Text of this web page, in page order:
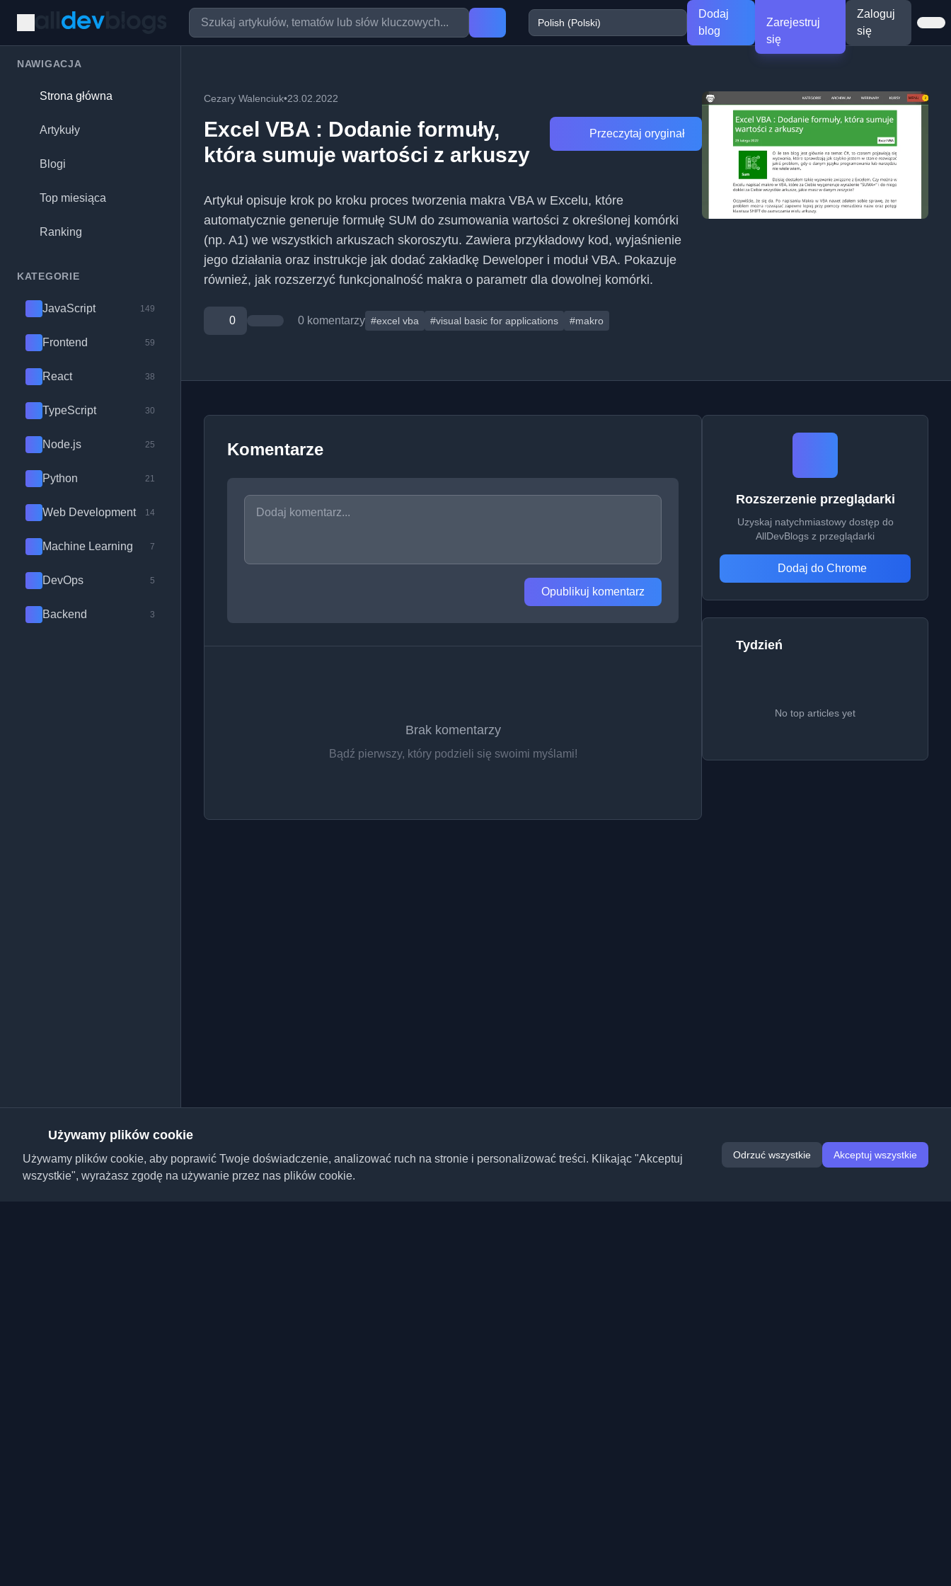
Dodaj
blog
Zarejestruj
się
Zaloguj
się
NAWIGACJA
Strona główna
Artykuły
Blogi
Top miesiąca
Ranking
KATEGORIE
JavaScript 149
Frontend 59
React 38
TypeScript 30
Node.js 25
Python 21
Web Development 14
Machine Learning 7
DevOps 5
Backend 3
Cezary Walenciuk•23.02.2022
Excel VBA : Dodanie formuły,
która sumuje wartości z arkuszy
Przeczytaj oryginał
Artykuł opisuje krok po kroku proces tworzenia makra VBA w Excelu, które
automatycznie generuje formułę SUM do zsumowania wartości z określonej komórki
(np. A1) we wszystkich arkuszach skoroszytu. Zawiera przykładowy kod, wyjaśnienie
jego działania oraz instrukcje jak dodać zakładkę Deweloper i moduł VBA. Pokazuje
również, jak rozszerzyć funkcjonalność makra o parametr dla dowolnej komórki.
0 0 komentarzy #excel vba #visual basic for applications #makro
Komentarze
Opublikuj komentarz
Brak komentarzy
Bądź pierwszy, który podzieli się swoimi myślami!
Rozszerzenie przeglądarki
Uzyskaj natychmiastowy dostęp do
AllDevBlogs z przeglądarki
Dodaj do Chrome
Tydzień
No top articles yet
Używamy plików cookie
Używamy plików cookie, aby poprawić Twoje doświadczenie, analizować ruch na stronie i personalizować treści. Klikając "Akceptuj
wszystkie", wyrażasz zgodę na używanie przez nas plików cookie.
Odrzuć wszystkie Akceptuj wszystkie